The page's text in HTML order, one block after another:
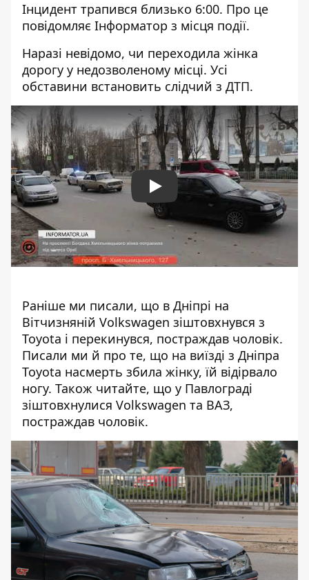
Інцидент трапився близько 6:00. Про це
повідомляє Інформатор з місця події.
Наразі невідомо, чи переходила жінка
дорогу у недозволеному місці. Усі
обставини встановить слідчий з ДТП.
Play
Раніше ми писали, що в Дніпрі на
Вітчизняній Volkswagen зіштовхнувся з
Toyota і перекинувся, постраждав чоловік.
Писали ми й про те, що на виїзді з Дніпра
Toyota насмерть збила жінку, їй відірвало
ногу. Також читайте, що у Павлограді
зіштовхнулися Volkswagen та ВАЗ,
постраждав чоловік.